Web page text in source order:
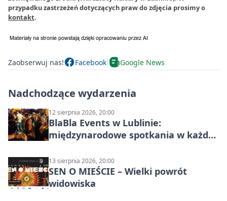
przypadku zastrzeżeń dotyczących praw do zdjęcia prosimy o
kontakt.
Zaobserwuj nas! Facebook Google News
Nadchodzące wydarzenia
12 sierpnia 2026, 20:00
BlaBla Events w Lublinie:
międzynarodowe spotkania w każdą
13 sierpnia 2026, 20:00
SEN O MIEŚCIE – Wielki powrót
widowiska